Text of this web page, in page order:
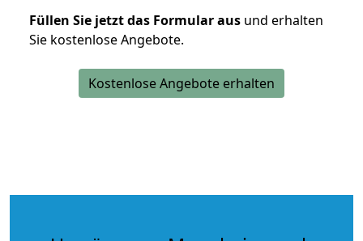
Füllen Sie jetzt das Formular aus und erhalten
Sie kostenlose Angebote.
Kostenlose Angebote erhalten